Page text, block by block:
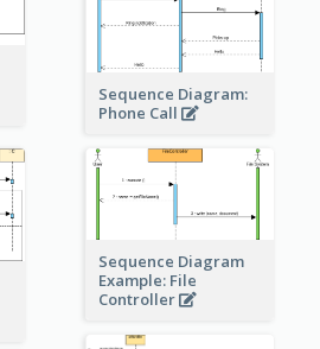
Sequence Diagram:
Phone Call
Sequence Diagram
Example: File
Controller